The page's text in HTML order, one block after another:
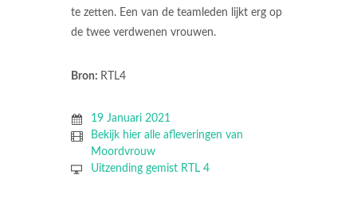
te zetten. Een van de teamleden lijkt erg op
de twee verdwenen vrouwen.
Bron: RTL4
19 Januari 2021
Bekijk hier alle afleveringen van
Moordvrouw
Uitzending gemist RTL 4